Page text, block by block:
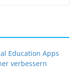
Education Apps
verbessern